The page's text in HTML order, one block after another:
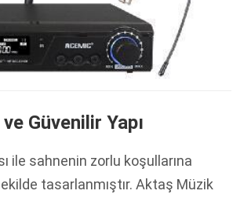
ve Güvenilir Yapı
ile sahnenin zorlu koşullarına
tasarlanmıştır. Aktaş Müzik